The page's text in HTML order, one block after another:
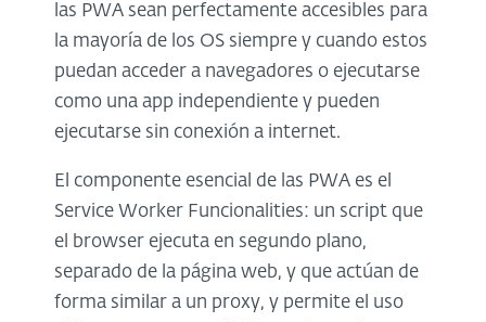
las PWA sean perfectamente accesibles para
la mayoría de los OS siempre y cuando estos
puedan acceder a navegadores o ejecutarse
como una app independiente y pueden
ejecutarse sin conexión a internet.
El componente esencial de las PWA es el
Service Worker Funcionalities: un script que
el browser ejecuta en segundo plano,
separado de la página web, y que actúan de
forma similar a un proxy, y permite el uso